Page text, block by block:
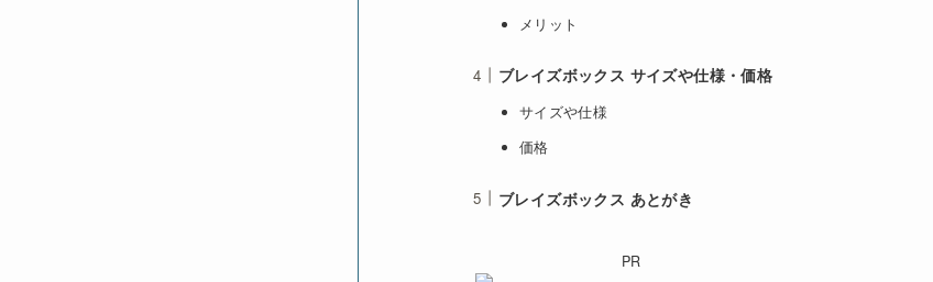
メリット
ブレイズボックス サイズや仕様・価格
サイズや仕様
価格
ブレイズボックス あとがき
PR